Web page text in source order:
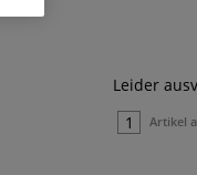
Leider
Artikel